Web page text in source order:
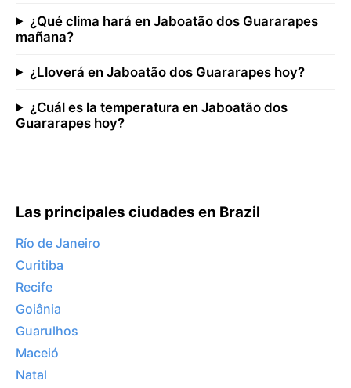
¿Qué clima hará en Jaboatão dos Guararapes
mañana?
¿Lloverá en Jaboatão dos Guararapes hoy?
¿Cuál es la temperatura en Jaboatão dos
Guararapes hoy?
Las principales ciudades en Brazil
Río de Janeiro
Curitiba
Recife
Goiânia
Guarulhos
Maceió
Natal